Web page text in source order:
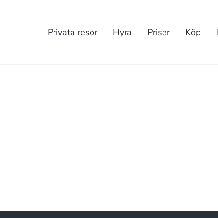
Privata resor Hyra Priser Köp